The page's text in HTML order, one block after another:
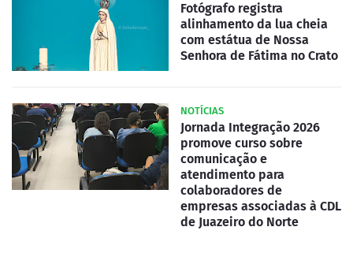
Fotógrafo registra
alinhamento da lua cheia
com estátua de Nossa
Senhora de Fátima no Crato
NOTÍCIAS
Jornada Integração 2026
promove curso sobre
comunicação e
atendimento para
colaboradores de
empresas associadas à CDL
de Juazeiro do Norte